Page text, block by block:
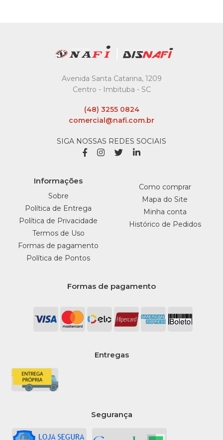
LISTA DE DESEJO
Avenida Santa Catarina, 1209
Centro - Imbituba - SC
(48) 3255 0824
comercial@nafi.com.br
SIGA NOSSAS REDES SOCIAIS
Informações
Sobre
Política de Entrega
Política de Privacidade
Termos de Uso
Formas de pagamento
Política de Pontos
Como comprar
Mapa do Site
Minha conta
Histórico de Pedidos
Formas de pagamento
Entregas
Segurança